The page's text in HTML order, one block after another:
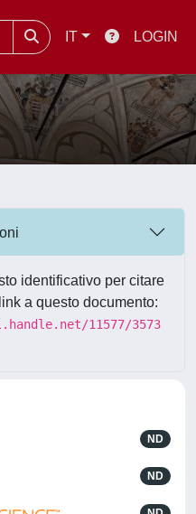
IT LOGIN
identificativo per citare
a questo documento:
11577/3573
ND
ND